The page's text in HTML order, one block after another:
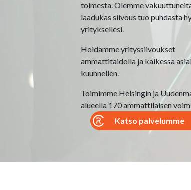
toimesta. Olemme
laadukas siivous tuo puhdasta
yrityksellesi.
Hoidamme yrityssiivoukset
ammattitaidolla ja kaikessa
kuunnellen.
Toimimme Helsingin ja
alueella 170 ammattilaisen
Katso palvelumme